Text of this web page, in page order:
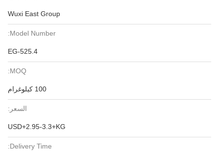
Wuxi East Group
Model Number:
EG-525.4
MOQ:
100 كيلوغرام
السعر:
USD+2.95-3.3+KG
Delivery Time: